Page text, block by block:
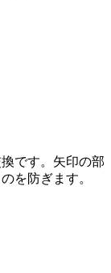
です。矢印の部
を防ぎます。